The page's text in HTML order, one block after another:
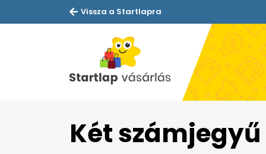
Vissza a Startlapra
Két